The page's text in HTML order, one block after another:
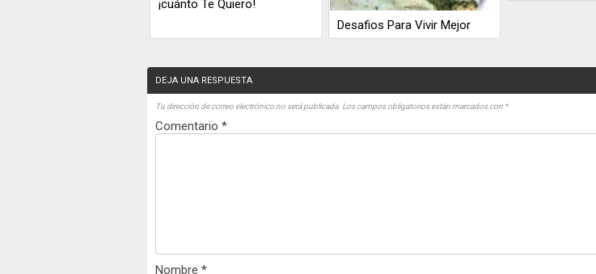
¡cuánto Te Quiero!
Desafios Para Vivir Mejor
DEJA UNA RESPUESTA
Tu dirección de correo electrónico no será publicada. Los campos obligatorios están marcados con *
Comentario *
Nombre *